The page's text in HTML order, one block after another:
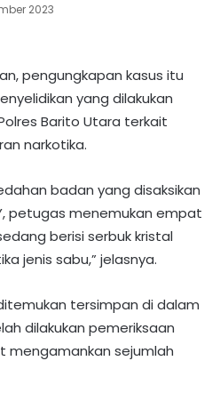
2023
pengungkapan kasus itu
yang dilakukan
Barito Utara terkait
narkotika.
badan yang disaksikan
petugas menemukan empat
berisi serbuk kristal
jenis sabu,” jelasnya.
tersimpan di dalam
dilakukan pemeriksaan
mengamankan sejumlah